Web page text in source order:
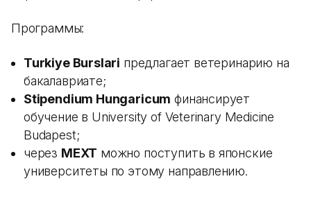
Программы:
Turkiye Burslari предлагает ветеринарию на
бакалавриате;
Stipendium Hungaricum финансирует
обучение в University of Veterinary Medicine
Budapest;
через MEXT можно поступить в японские
университеты по этому направлению.